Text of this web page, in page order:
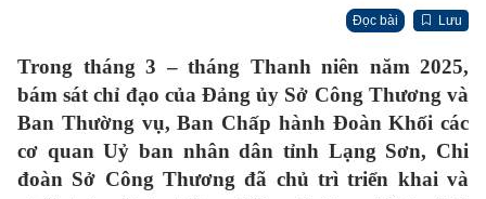
Đọc bài Lưu
Trong tháng 3 – tháng Thanh niên năm 2025,
bám sát chỉ đạo của Đảng ủy Sở Công Thương và
Ban Thường vụ, Ban Chấp hành Đoàn Khối các
cơ quan Uỷ ban nhân dân tỉnh Lạng Sơn, Chi
đoàn Sở Công Thương đã chủ trì triển khai và